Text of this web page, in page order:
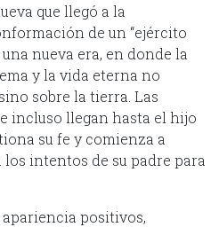
que llegó a la
de un “ejército
nueva era, en donde la
y la vida eterna no
sobre la tierra. Las
incluso llegan hasta el hijo
su fe y comienza a
los intentos de su padre para
apariencia positivos,